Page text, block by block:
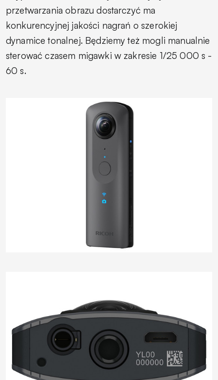
przetwarzania obrazu dostarczyć ma
konkurencyjnej jakości nagrań o szerokiej
dynamice tonalnej. Będziemy też mogli manualnie
sterować czasem migawki w zakresie 1/25 000 s -
60 s.